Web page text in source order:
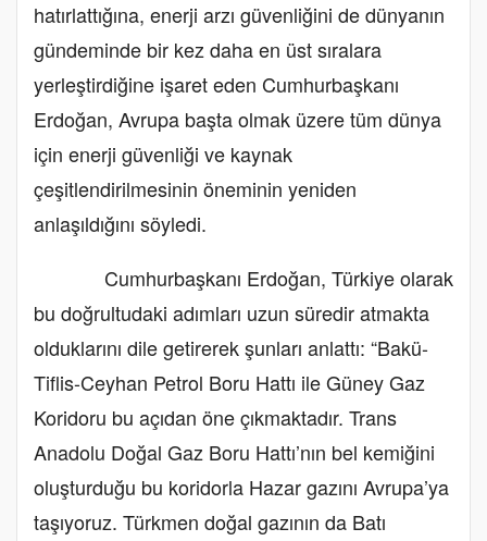
hatırlattığına, enerji arzı güvenliğini de dünyanın
gündeminde bir kez daha en üst sıralara
yerleştirdiğine işaret eden Cumhurbaşkanı
Erdoğan, Avrupa başta olmak üzere tüm dünya
için enerji güvenliği ve kaynak
çeşitlendirilmesinin öneminin yeniden
anlaşıldığını söyledi.
Cumhurbaşkanı Erdoğan, Türkiye olarak
bu doğrultudaki adımları uzun süredir atmakta
olduklarını dile getirerek şunları anlattı: “Bakü-
Tiflis-Ceyhan Petrol Boru Hattı ile Güney Gaz
Koridoru bu açıdan öne çıkmaktadır. Trans
Anadolu Doğal Gaz Boru Hattı’nın bel kemiğini
oluşturduğu bu koridorla Hazar gazını Avrupa’ya
taşıyoruz. Türkmen doğal gazının da Batı